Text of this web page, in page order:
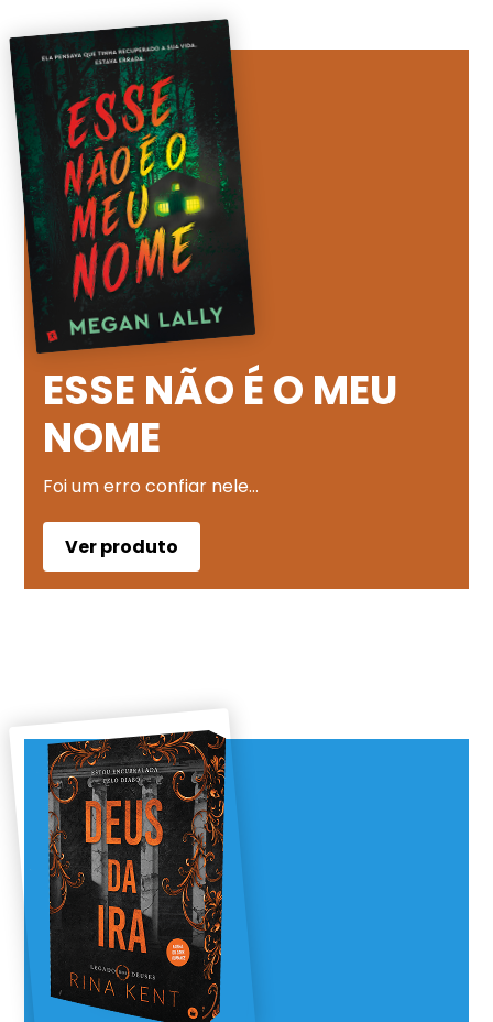
ESSE NÃO É O MEU
NOME
Foi um erro confiar nele…
Ver produto